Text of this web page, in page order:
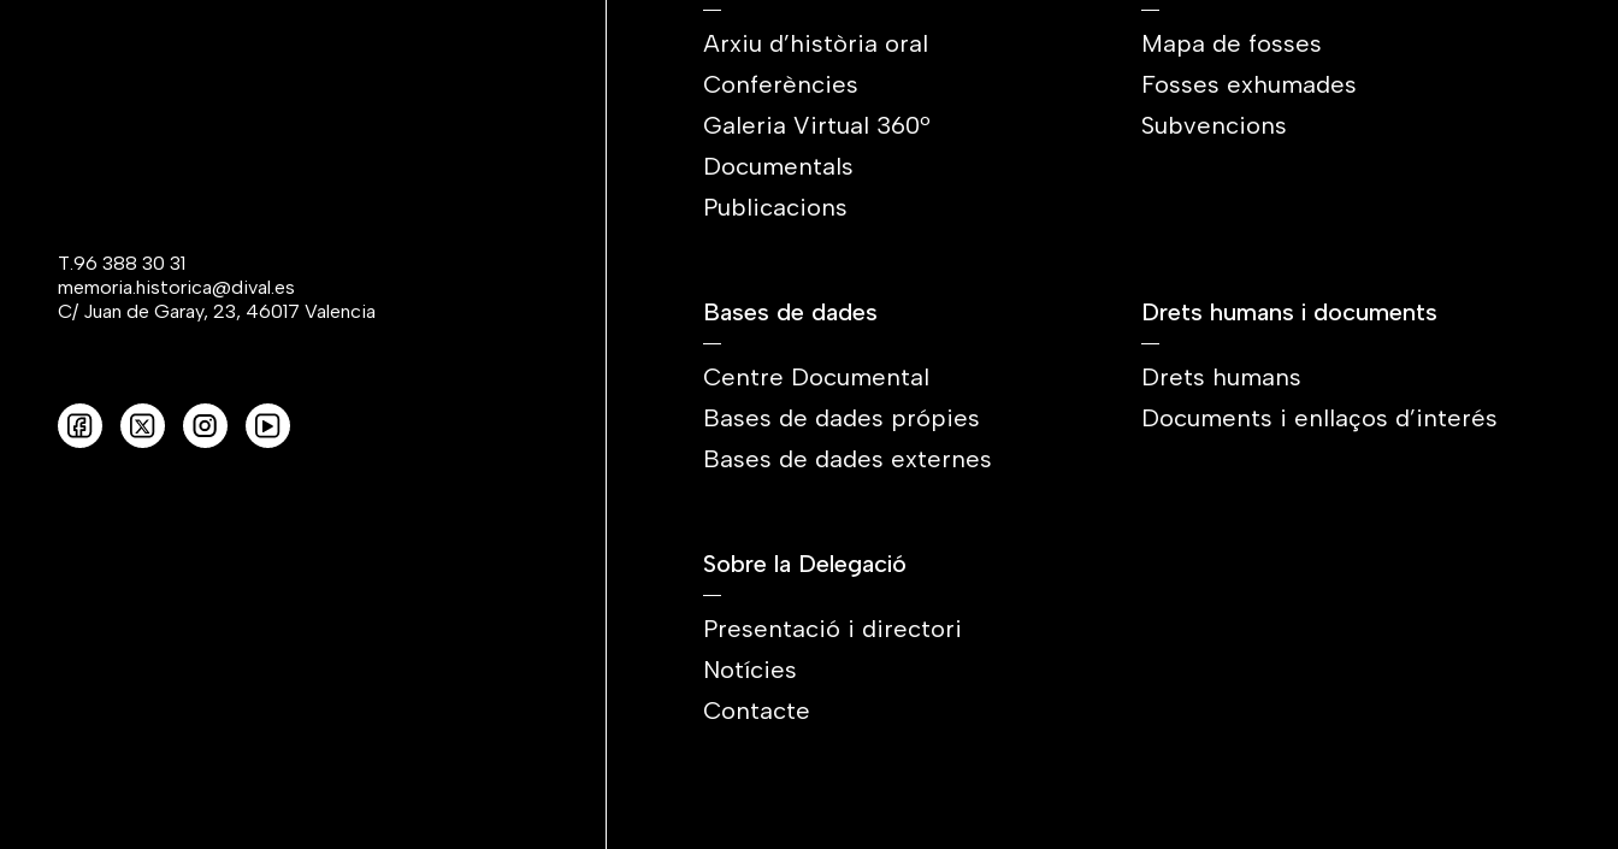
T.96 388 30 31
memoria.historica@dival.es
C/ Juan de Garay, 23, 46017 Valencia
Arxiu d’història oral
Conferències
Galeria Virtual 360º
Documentals
Publicacions
Mapa de fosses
Fosses exhumades
Subvencions
Bases de dades
Centre Documental
Bases de dades própies
Bases de dades externes
Drets humans i documents
Drets humans
Documents i enllaços d’interés
Sobre la Delegació
Presentació i directori
Notícies
Contacte